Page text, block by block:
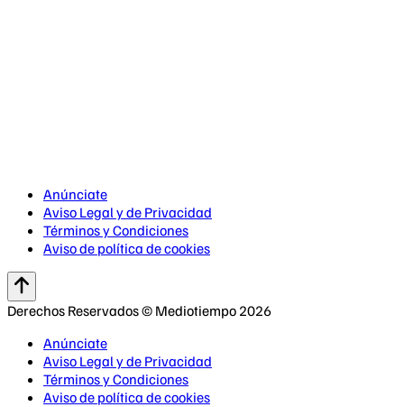
Anúnciate
Aviso Legal y de Privacidad
Términos y Condiciones
Aviso de política de cookies
Derechos Reservados © Mediotiempo 2026
Anúnciate
Aviso Legal y de Privacidad
Términos y Condiciones
Aviso de política de cookies